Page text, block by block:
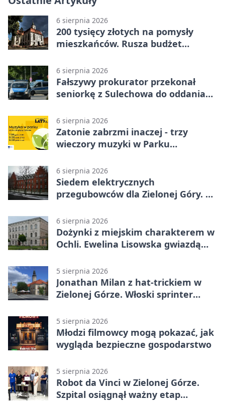
6 sierpnia 2026
200 tysięcy złotych na pomysły
mieszkańców. Rusza budżet
6 sierpnia 2026
Fałszywy prokurator przekonał
seniorkę z Sulechowa do oddania
6 sierpnia 2026
Zatonie zabrzmi inaczej - trzy
wieczory muzyki w Parku
6 sierpnia 2026
Siedem elektrycznych
przegubowców dla Zielonej Góry. To
6 sierpnia 2026
Dożynki z miejskim charakterem w
Ochli. Ewelina Lisowska gwiazdą
5 sierpnia 2026
Jonathan Milan z hat-trickiem w
Zielonej Górze. Włoski sprinter
5 sierpnia 2026
Młodzi filmowcy mogą pokazać, jak
wygląda bezpieczne gospodarstwo
5 sierpnia 2026
Robot da Vinci w Zielonej Górze.
Szpital osiągnął ważny etap